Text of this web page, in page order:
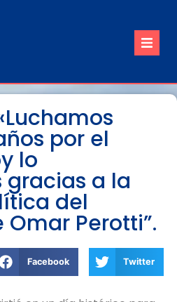
por el
lo
a la
del
Perotti”.
Facebook Twitter